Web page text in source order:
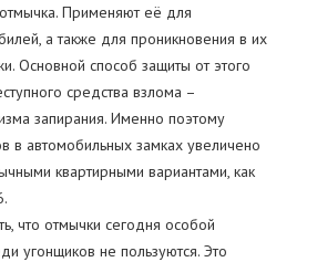
Применяют её для
а также для проникновения в их
Основной способ защиты от этого
средства взлома –
запирания. Именно поэтому
в автомобильных замках увеличено
квартирными вариантами, как
что отмычки сегодня особой
угонщиков не пользуются. Это